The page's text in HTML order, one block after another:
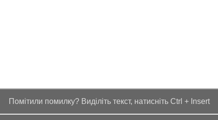
Помітили помилку? Виділіть текст, натисніть Ctrl + Insert